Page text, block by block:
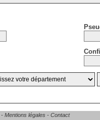
- Mentions légales - Contact